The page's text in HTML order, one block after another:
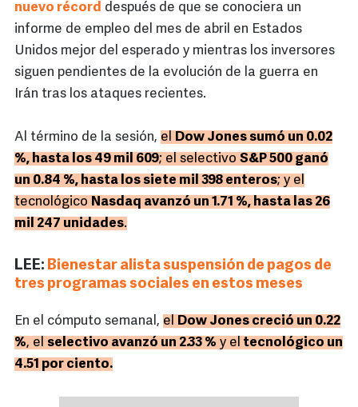
nuevo récord después de que se conociera un
informe de empleo del mes de abril en Estados
Unidos mejor del esperado y mientras los inversores
siguen pendientes de la evolución de la guerra en
Irán tras los ataques recientes.
Al término de la sesión, el Dow Jones sumó un 0.02
%, hasta los 49 mil 609; el selectivo S&P 500 ganó
un 0.84 %, hasta los siete mil 398 enteros; y el
tecnológico Nasdaq avanzó un 1.71 %, hasta las 26
mil 247 unidades.
LEE: Bienestar alista suspensión de pagos de
tres programas sociales en estos meses
En el cómputo semanal, el Dow Jones creció un 0.22
%, el selectivo avanzó un 2.33 % y el tecnológico un
4.51 por ciento.